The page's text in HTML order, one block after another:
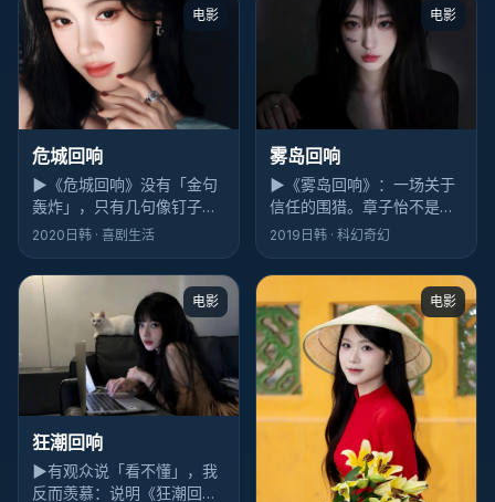
电影
危城回响
▶ 《危城回响》没有「金句
轰炸」，只有几句像钉子的
话。黄渤说完就走，余音却
着人回家。
2020 日韩 · 喜剧生活
电影
雾岛回响
▶ 《雾岛回响》：一场关于
信任的围猎。章子怡不是反
派，却承担了最多的「不舒
得多。
2019 日韩 · 科幻奇幻
电影
狂潮回响
▶有观众说「看不懂」，我
反而羡慕：说明《狂潮回
电影